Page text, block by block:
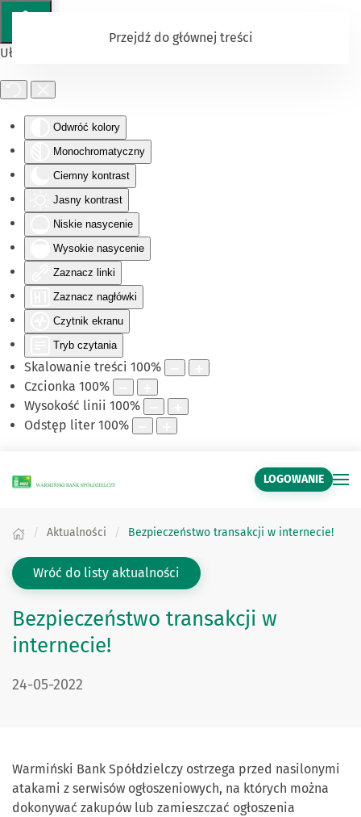
Ułatwienia dostępu
Odwróć kolory
Monochromatyczny
Ciemny kontrast
Jasny kontrast
Niskie nasycenie
Wysokie nasycenie
Zaznacz linki
Zaznacz nagłówki
Czytnik ekranu
Tryb czytania
Skalowanie treści 100%
Czcionka 100%
Wysokość linii 100%
Odstęp liter 100%
Przejdź do głównej treści
LOGOWANIE
Aktualności Bezpieczeństwo transakcji w internecie!
Wróć do listy aktualności
Bezpieczeństwo transakcji w
internecie!
DATA PUBLIKACJI:
24-05-2022
Warmiński Bank Spółdzielczy ostrzega przed nasilonymi
atakami z serwisów ogłoszeniowych, na których można
dokonywać zakupów lub zamieszczać ogłoszenia